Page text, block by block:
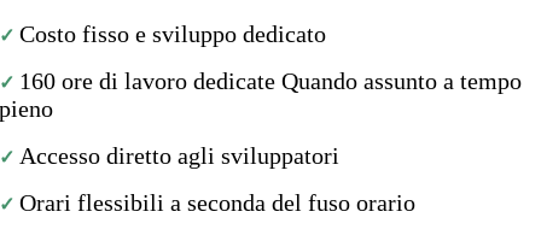
✓ Costo fisso e sviluppo dedicato
✓ 160 ore di lavoro dedicate Quando assunto a tempo
pieno
✓ Accesso diretto agli sviluppatori
✓ Orari flessibili a seconda del fuso orario